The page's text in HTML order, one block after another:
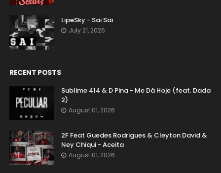
LipeSky - Sai Sai
July 21, 2026
RECENT POSTS
Sublime 414 & D Pina - Me Dá Hoje (feat. Dada
2)
August 01, 2026
2F Feat Guedes Rodrigues & Cleyton David &
Ney Chiqui - Aceita
August 01, 2026